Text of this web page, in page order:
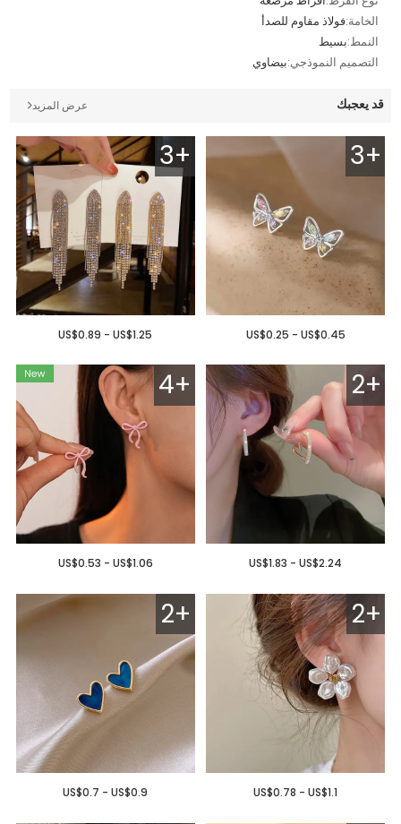
الخامة:فولاذ مقاوم للصدأ
النمط:بسيط
التصميم النموذجي:بيضاوي
قد يعجبك عرض المزيد
3+
US$0.25 - US$0.45
3+
US$0.89 - US$1.25
2+
US$1.83 - US$2.24
4+
US$0.53 - US$1.06
2+
US$0.78 - US$1.1
2+
US$0.7 - US$0.9